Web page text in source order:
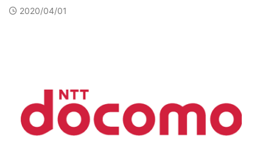
2020/04/01